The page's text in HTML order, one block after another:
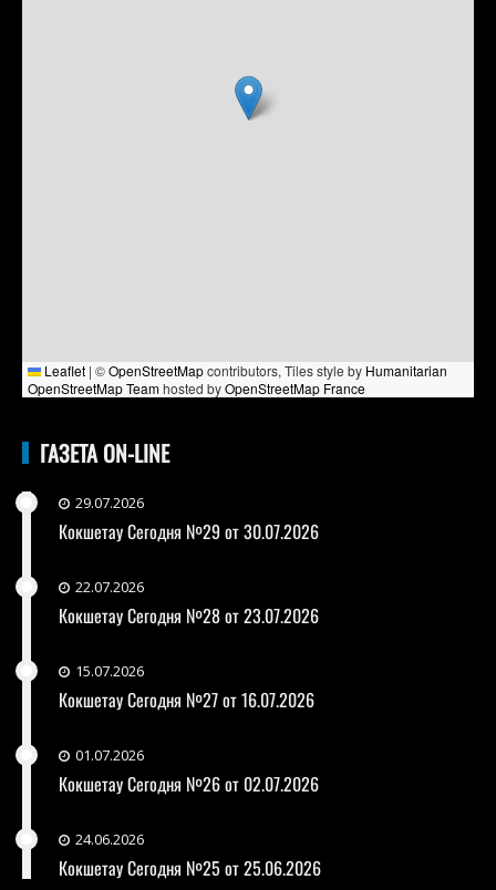
Leaflet | ©OpenStreetMapcontributors, Tiles style by Humanitarian
OpenStreetMap Teamhosted byOpenStreetMap France
ГАЗЕТА ON-LINE
29.07.2026
Кокшетау Сегодня №29 от 30.07.2026
22.07.2026
Кокшетау Сегодня №28 от 23.07.2026
15.07.2026
Кокшетау Сегодня №27 от 16.07.2026
01.07.2026
Кокшетау Сегодня №26 от 02.07.2026
24.06.2026
Кокшетау Сегодня №25 от 25.06.2026